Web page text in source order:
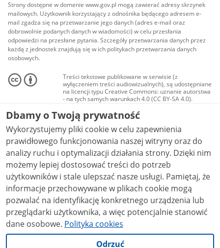
Strony dostępne w domenie www.gov.pl mogą zawierać adresy skrzynek
mailowych. Użytkownik korzystający z odnośnika będącego adresem e-
mail zgadza się na przetwarzanie jego danych (adres e-mail oraz
dobrowolnie podanych danych w wiadomości) w celu przesłania
odpowiedzi na przesłane pytania. Szczegóły przetwarzania danych przez
każdą z jednostek znajdują się w ich politykach przetwarzania danych
osobowych.
Treści tekstowe publikowane w serwisie (z
wyłączeniem treści audiowizualnych), są udostępniane
na licencji typu Creative Commons: uznanie autorstwa
- na tych samych warunkach 4.0 (CC BY-SA 4.0).
Materiały audiowizualne, w tym zdjęcia, materiały
audio i wideo, są udostępniane na licencji typu
Creative Commons: uznanie autorstwa użycie
niekomercyjne - bez utworów zależnych 4.0 (CC BY-
NC-ND 4.0), o ile nie jest to stwierdzone inaczej.
Dbamy o Twoją prywatność
Wykorzystujemy pliki cookie w celu zapewnienia
prawidłowego funkcjonowania naszej witryny oraz do
analizy ruchu i optymalizacji działania strony. Dzięki nim
możemy lepiej dostosować treści do potrzeb
użytkowników i stale ulepszać nasze usługi. Pamiętaj, że
informacje przechowywane w plikach cookie mogą
pozwalać na identyfikację konkretnego urządzenia lub
przeglądarki użytkownika, a więc potencjalnie stanowić
dane osobowe. Polityka cookies
Odrzuć